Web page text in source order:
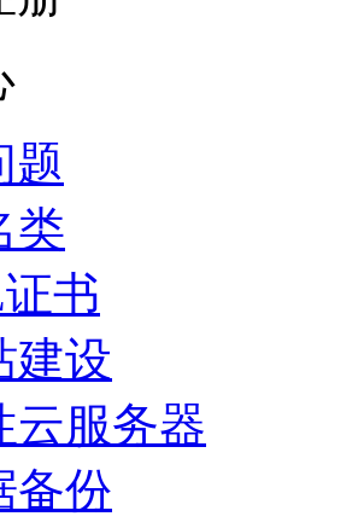
题
类
书
建设
云服务器
备份